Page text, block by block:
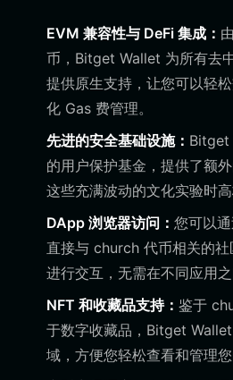
EVM 兼容性与 DeFi 集成：
币，Bitget Wallet 为所有去
提供原生支持，让您可以轻
化 Gas 费管理。
先进的安全基础设施： Bitget
的用户保护基金，提供了额
这些充满波动的文化实验时高
DApp 浏览器访问： 您可以
直接与 church 代币相关的
进行交互，无需在不同应用之
NFT 和收藏品支持： 鉴于
于数字收藏品，Bitget
域，方便您轻松查看和管理您